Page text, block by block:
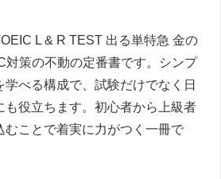
L & R TEST 出る単特急 金の
対策の不動の定番書です。シンプ
べる構成で、試験だけでなく日
も役立ちます。初心者から上級者
むことで着実に力がつく一冊で